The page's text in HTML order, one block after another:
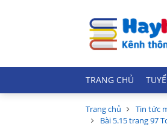
TRANG CHỦ
Trang chủ Tin tức
Bài 5.15 trang 97